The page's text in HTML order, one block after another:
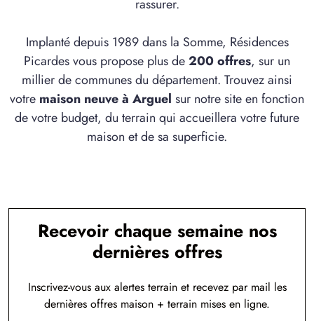
rassurer.
Implanté depuis 1989 dans la Somme, Résidences
Picardes vous propose plus de200 offres, sur un
millier de communes du département. Trouvez ainsi
votre maison neuve à Arguel sur notre site en fonction
de votre budget, du terrain qui accueillera votre future
maison et de sa superficie.
Recevoir chaque semaine nos
dernières offres
Inscrivez-vous aux alertes terrain et recevez par mail les
dernières offres maison + terrain mises en ligne.